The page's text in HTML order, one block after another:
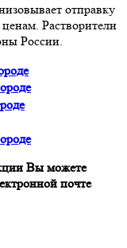
отправку
Растворители
России.
Вы можете
почте